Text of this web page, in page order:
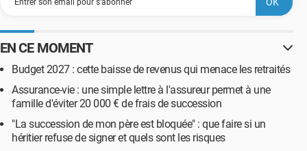
EN CE MOMENT
Budget 2027 : cette baisse de revenus qui menace les retraités
Assurance-vie : une simple lettre à l'assureur permet à une
famille d'éviter 20 000 € de frais de succession
"La succession de mon père est bloquée" : que faire si un
héritier refuse de signer et quels sont les risques